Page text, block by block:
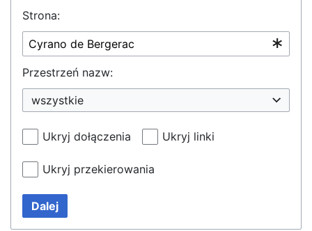
Strona:
Przestrzeń nazw:
wszystkie
Ukryj dołączenia Ukryj linki
Ukryj przekierowania
Dalej